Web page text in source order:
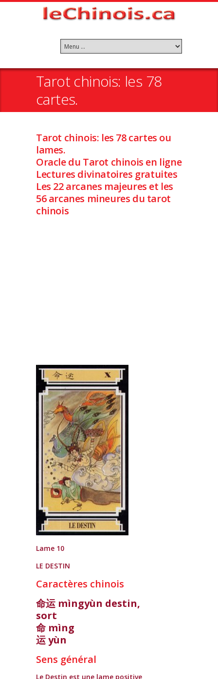
Tarot chinois: les 78
cartes.
Tarot chinois: les 78 cartes ou
lames.
Oracle du Tarot chinois en ligne
Lectures divinatoires gratuites
Les 22 arcanes majeures et les
56 arcanes mineures du tarot
chinois
Lame 10
LE DESTIN
Caractères chinois
命运 mìngyùn destin,
sort
命 mìng
运 yùn
Sens général
Le Destin est une lame positive